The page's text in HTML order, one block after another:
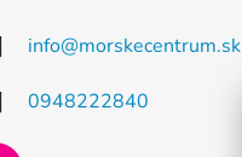
info@morskecentrum.sk
0948222840